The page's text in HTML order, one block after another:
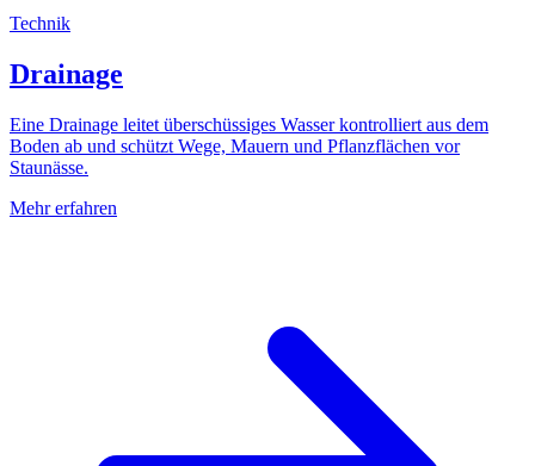
Technik
Drainage
Eine Drainage leitet überschüssiges Wasser kontrolliert aus dem
Boden ab und schützt Wege, Mauern und Pflanzflächen vor
Staunässe.
Mehr erfahren